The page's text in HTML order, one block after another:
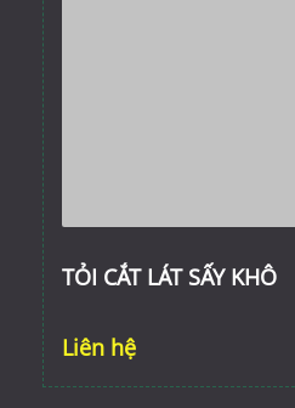
TỎI CẮT LÁT SẤY KHÔ
Liên hệ